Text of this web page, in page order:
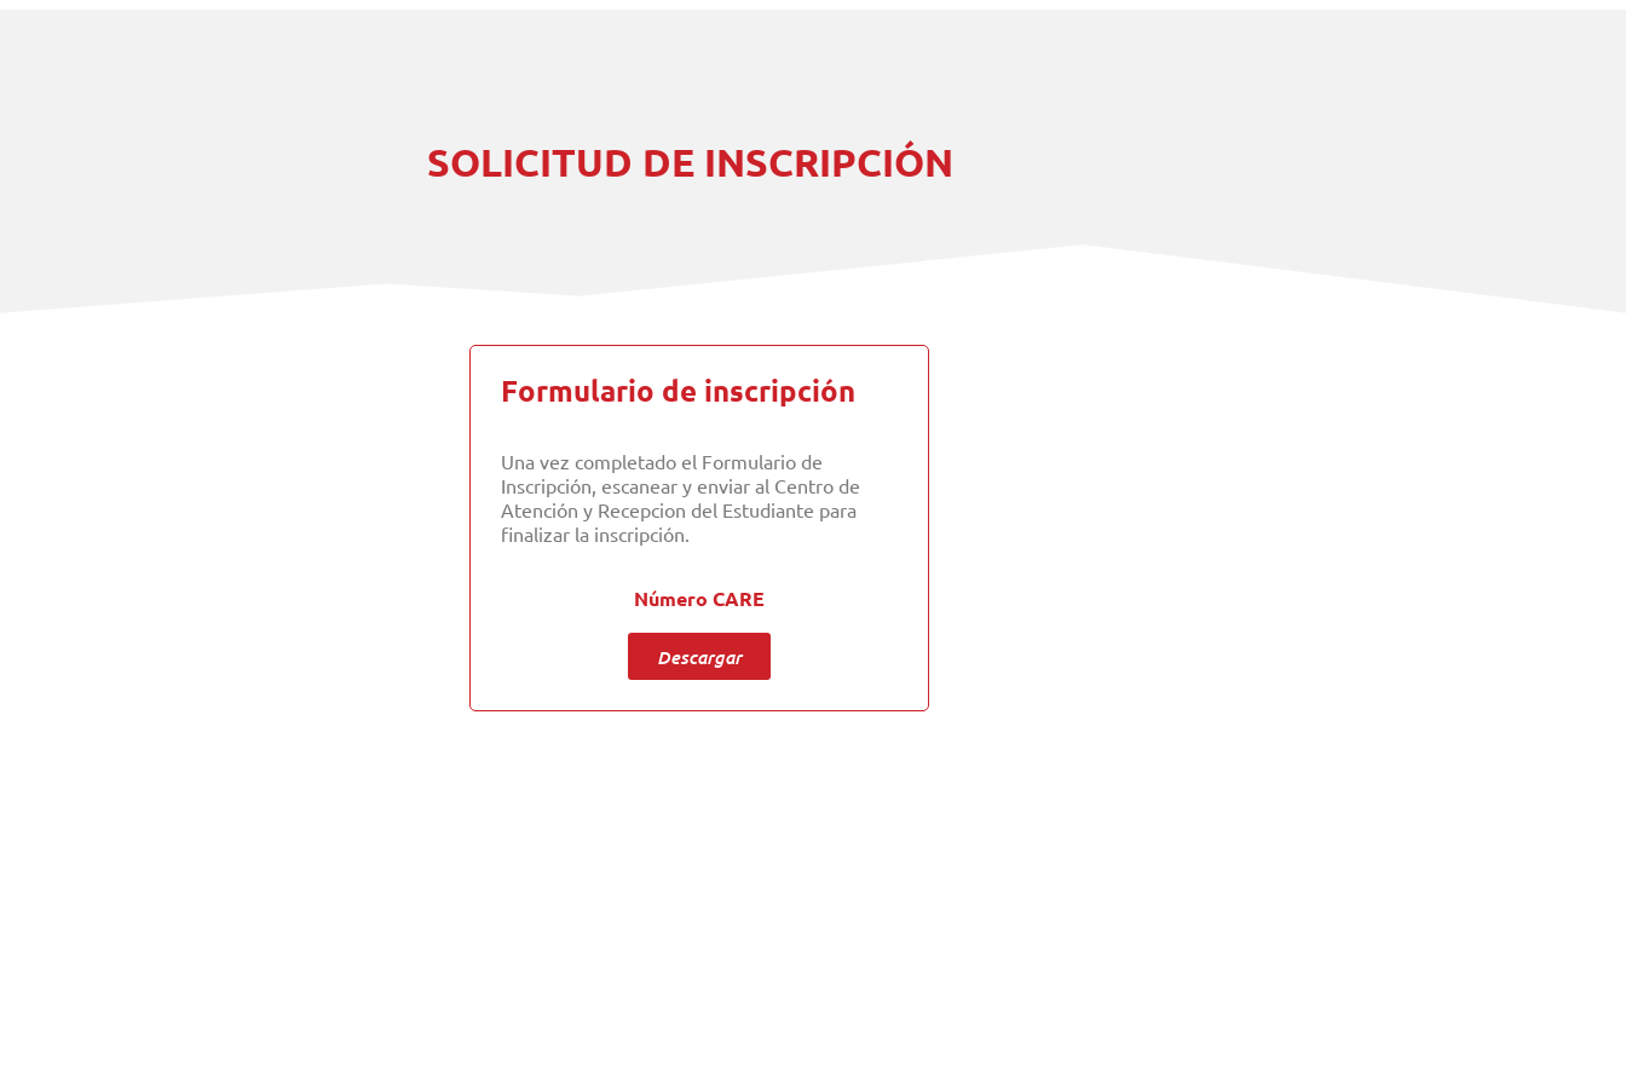
SOLICITUD DE INSCRIPCIÓN
Formulario de inscripción
Una vez completado el Formulario de
Inscripción, escanear y enviar al Centro de
Atención y Recepcion del Estudiante para
finalizar la inscripción.
Número CARE
Descargar